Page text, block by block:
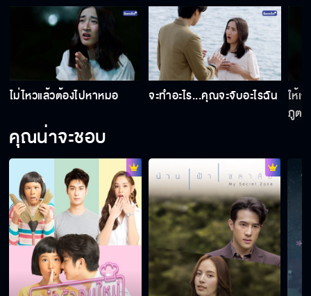
ฉันทำเธอร้องไห้เหรอ
อย่าดันออก เดี๋ยวแผนแตก
ไม่อ้า...จับยัดนะ
ไม่ไหวแล้วต้องไปหาหมอ จะทำอะไร...คุณจะจับอะไรฉัน
ให้เ
ภูต
คุณน่าจะชอบ